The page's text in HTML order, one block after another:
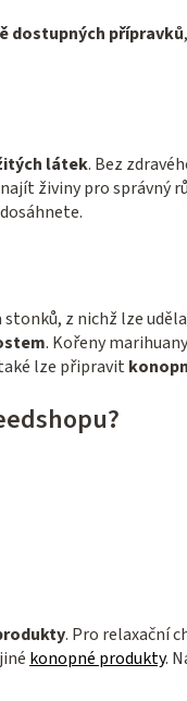
dostupných přípravků
látek. Bez
živiny pro správný
z nichž lze
. Kořeny
lze připravit
. Pro relaxační
konopné produkty.